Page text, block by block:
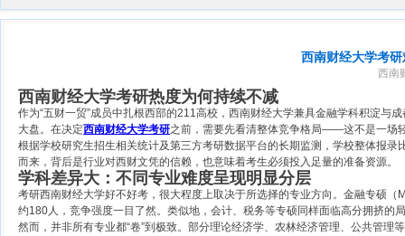
西南财经大学考
西南
西南财经大学考研热度为何持续不减
作为“五财一贸”成员中扎根西部的211高校，西南财经大学兼具金融学科积淀与
大盘。在决定西南财经大学考研之前，需要先看清整体竞争格局——这不是一场
根据学校研究生招生相关统计及第三方考研数据平台的长期监测，学校整体报
而来，背后是行业对西财文凭的信赖，也意味着考生必须投入足量的准备资源。
学科差异大：不同专业难度呈现明显分层
考研西南财经大学好不好考，很大程度上取决于所选择的专业方向。金融专硕
约180人，竞争强度一目了然。类似地，会计、税务等专硕同样面临高分拥挤的
然而，并非所有专业都“卷”到极致。部分理论经济学、农林经济管理、公共管